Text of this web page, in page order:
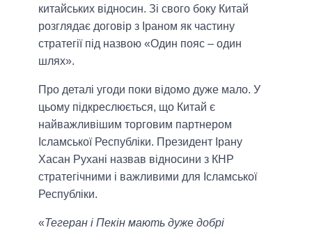
китайських відносин. Зі свого боку Китай
розглядає договір з Іраном як частину
стратегії під назвою «Один пояс – один
шлях».
Про деталі угоди поки відомо дуже мало. У
цьому підкреслюється, що Китай є
найважливішим торговим партнером
Ісламської Республіки. Президент Ірану
Хасан Рухані назвав відносини з КНР
стратегічними і важливими для Ісламської
Республіки.
«Тегеран і Пекін мають дуже добрі